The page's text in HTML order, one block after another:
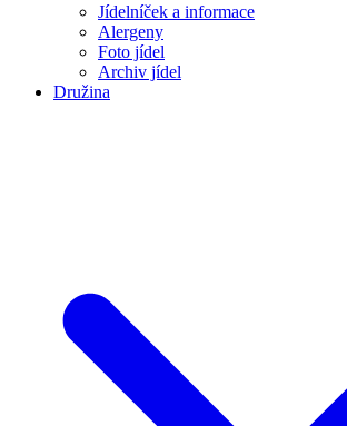
Jídelníček a informace
Alergeny
Foto jídel
Archiv jídel
Družina